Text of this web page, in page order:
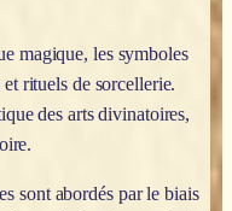
magique, les symboles
rituels de sorcellerie.
des arts divinatoires,
sont abordés par le biais